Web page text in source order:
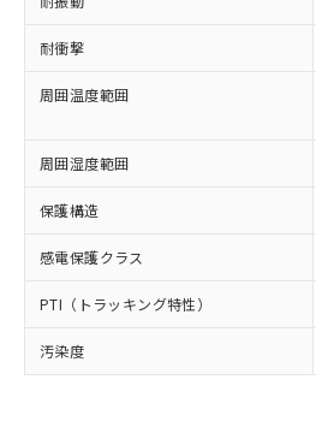
耐衝撃
周囲温度範囲
周囲湿度範囲
保護構造
感電保護クラス
PTI（トラッキング特性）
汚染度
タに基づき作成され
覧された時点での実
準価格とは異なる場
正式な納期状況およ
様のお取引先、また
ムロン制御機器販売
オムロン制御機器販
販売ネットワ
ください。
在庫状況および標準
事前の承諾なく第三者
マイパーツ機能（部
六価クロム(Cr(Ⅵ)) 1000ppm以下
類(PBB) 1000ppm以下、ポリ臭化
(PBDE) 1000ppm以下、フタル酸
ル) (DEHP)(別名：DOP) 1000ppm
ルベンジル（BBP） 1000ppm以
（DBP） 1000ppm以下、フタル
(DIBP) 1000ppm以下
フタル酸エステル類の４物質につ
図的な使用がないことを確認して
※2 対応予定月
部品在庫の切り替え状況
月が前後することがありま
*中国RoHS10物質の基準値 (GB/
Pb(鉛) :1000ppm、 Hg(水銀) :
Cr(Ⅵ)(六価クロム) : 1000ppm、
ニル類) : 1000ppm、 PBDEs(ポリ
DBP(フタル酸ジブチル) :
イソブチル) : 1000ppm、 BBP(フ
ル) : 1000ppm、
DEHP(フタル酸ビス(2-エチルヘ
※2 環境保護使用期限
「ｅ」：有害物質（10物質
準値以下であることを示し
「10」：通常の使用状況
質が外部に漏えいし、環境
国政府の輸出許可(ま
可)を取得するなどの
当社は規制貨物を破
全に破砕するなど、
いよう必要な手段を
ル、化学兵器、生物
武器並びにこれらの
使用いたしません。
当社は、貴社製品を
場合は、上記1、2お
該第三者に通知しま
販売先および販売に
法に輸出するおそれ
○ 一定数以上の在
一定数には満た
在庫なし(最新の
いては、お客様
たはお客様担当
機器販売店・当
認ください)
受注生産機種、